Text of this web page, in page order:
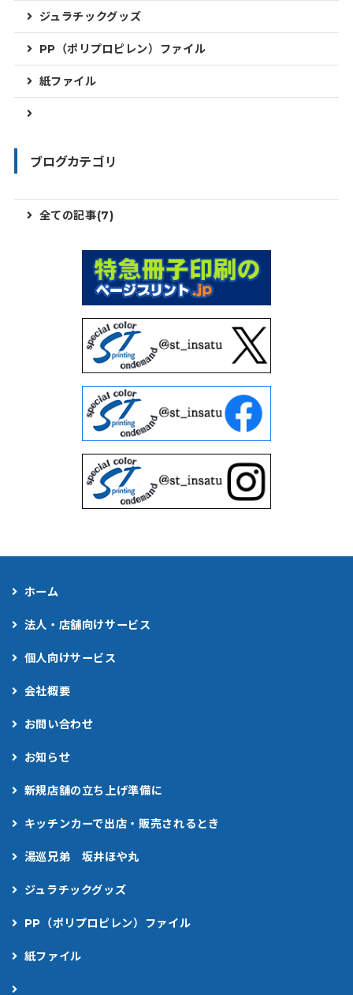
ジュラチックグッズ
PP（ポリプロピレン）ファイル
紙ファイル
ブログカテゴリ
全ての記事(7)
ホーム
法人・店舗向けサービス
個人向けサービス
会社概要
お問い合わせ
お知らせ
新規店舗の立ち上げ準備に
キッチンカーで出店・販売されるとき
湯巡兄弟 坂井ほや丸
ジュラチックグッズ
PP（ポリプロピレン）ファイル
紙ファイル